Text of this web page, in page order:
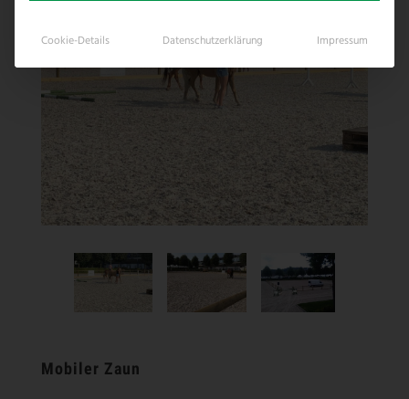
Mobiler Zaun
Cookie-Details Datenschutzerklärung Impressum